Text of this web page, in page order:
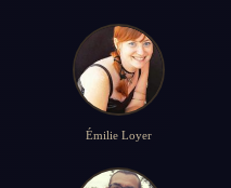
Émilie Loyer